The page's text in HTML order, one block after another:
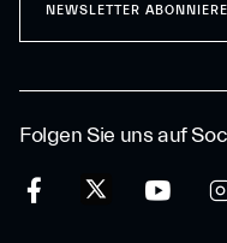
Folgen Sie uns auf
NEWSLETTER